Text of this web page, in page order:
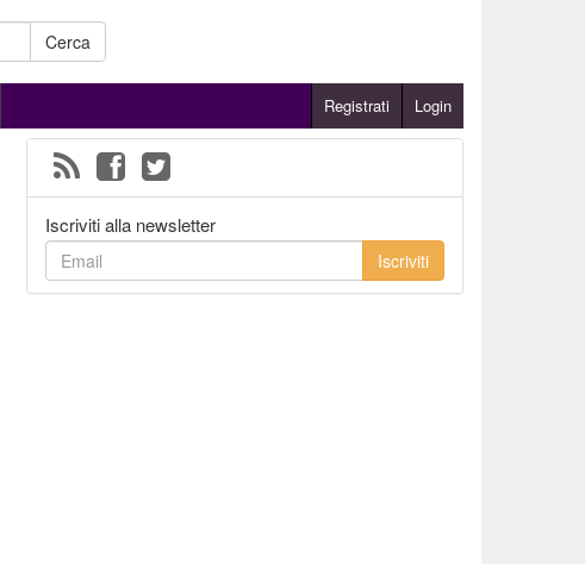
Cerca
Registrati Login
Iscriviti alla newsletter
Iscriviti